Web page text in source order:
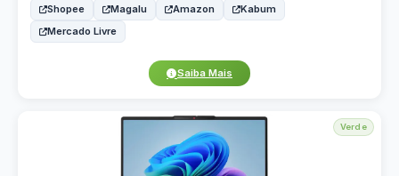
Shopee Magalu Amazon
Kabum
Mercado Livre
Saiba Mais
Verde